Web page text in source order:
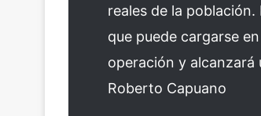
reales de la
que puede cargarse
operación y alcanzará
Roberto Capuano